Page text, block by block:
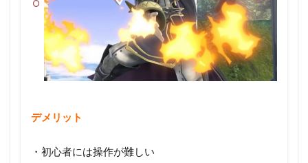
デメリット
・初心者には操作が難しい